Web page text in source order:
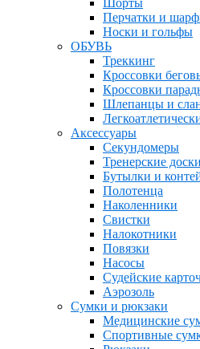
Перчатки и
Носки и гольфы
ОБУВЬ
Треккинг
Кроссовки
Кроссовки
Шлепанцы и
Аксессуары
Секундомеры
Тренерские
Бутылки и
Полотенца
Наколенники
Свистки
Налокотники
Повязки
Насосы
Судейские
Аэрозоль
Сумки и рюкзаки
Медицинские
Спортивные